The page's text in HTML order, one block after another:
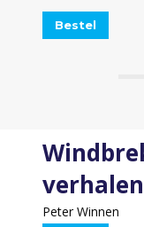
Bestel
verhalen
Peter Winnen